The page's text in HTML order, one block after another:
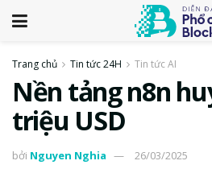
Trang chủ Tin tức 24H Tin tức AI
Nền tảng n8n
triệu USD
bởi Nguyen Nghia 26/03/2025